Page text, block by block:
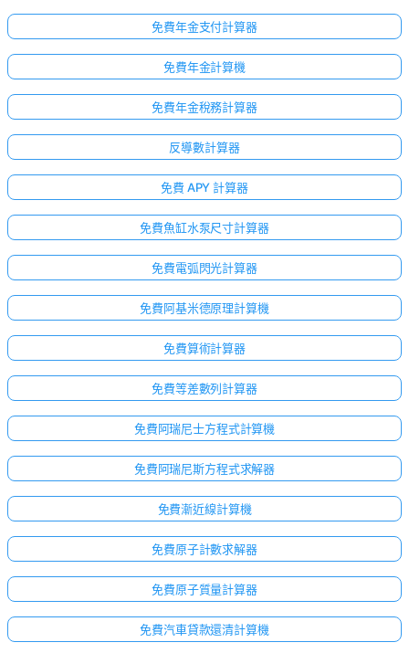
免費年金支付計算器
免費年金計算機
免費年金稅務計算器
反導數計算器
免費 APY 計算器
免費魚缸水泵尺寸計算器
免費電弧閃光計算器
免費阿基米德原理計算機
免費算術計算器
免費等差數列計算器
免費阿瑞尼士方程式計算機
免費阿瑞尼斯方程式求解器
免費漸近線計算機
免費原子計數求解器
免費原子質量計算器
免費汽車貸款還清計算機